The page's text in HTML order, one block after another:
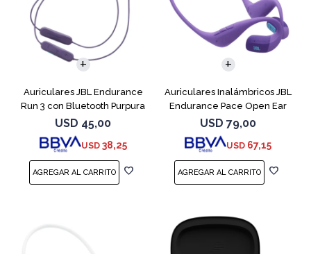
Auriculares JBL Endurance
Run 3 con Bluetooth Purpura
USD 45,00
USD 38,25
Auriculares Inalámbricos JBL
Endurance Pace Open Ear
Purpura
USD 79,00
USD 67,15